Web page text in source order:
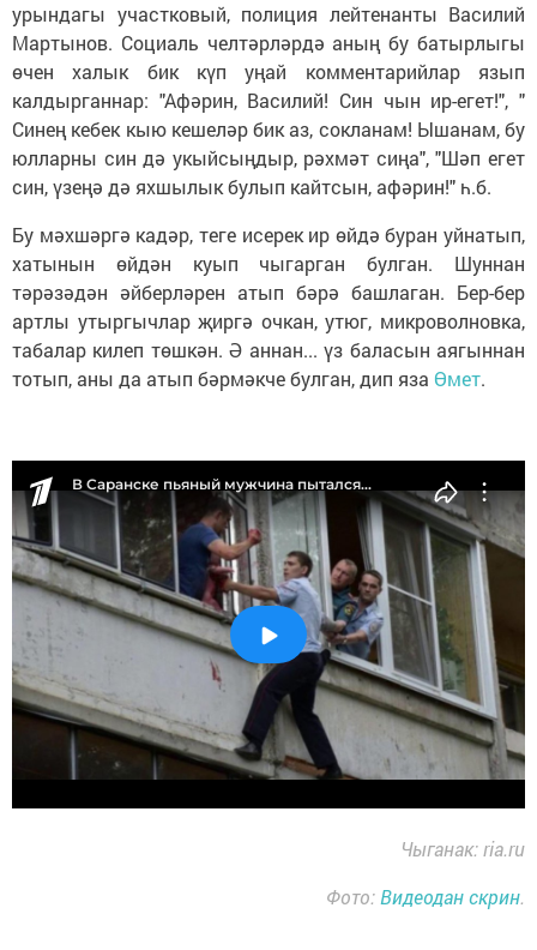
урындагы участковый, полиция лейтенанты Василий
Мартынов. Социаль челтәрләрдә аның бу батырлыгы
өчен халык бик күп уңай комментарийлар язып
калдырганнар: "Афәрин, Василий! Син чын ир-егет!", "
Синең кебек кыю кешеләр бик аз, сокланам! Ышанам, бу
юлларны син дә укыйсыңдыр, рәхмәт сиңа", "Шәп егет
син, үзеңә дә яхшылык булып кайтсын, афәрин!" һ.б.
Бу мәхшәргә кадәр, теге исерек ир өйдә буран уйнатып,
хатынын өйдән куып чыгарган булган. Шуннан
тәрәзәдән әйберләрен атып бәрә башлаган. Бер-бер
артлы утыргычлар җиргә очкан, утюг, микроволновка,
табалар килеп төшкән. Ә аннан... үз баласын аягыннан
тотып, аны да атып бәрмәкче булган, дип яза Өмет.
Чыганак: ria.ru
Фото: Видеодан скрин.